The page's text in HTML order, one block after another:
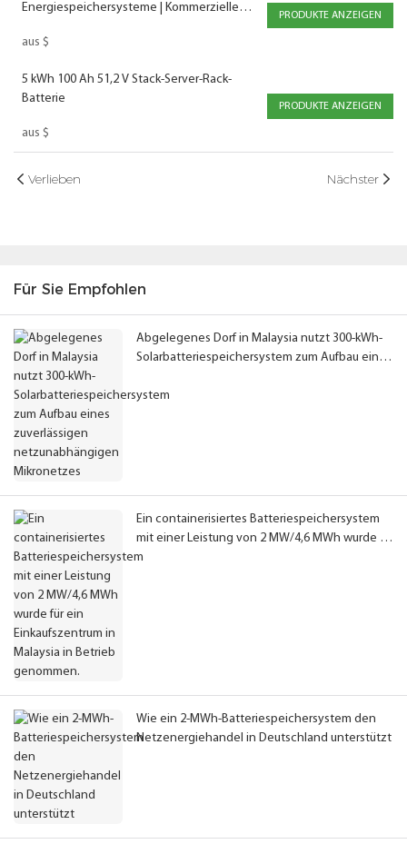
Energiespeichersysteme | Kommerzielle
Batterielösungen
aus $
PRODUKTE ANZEIGEN
5 kWh 100 Ah 51,2 V Stack-Server-Rack-
Batterie
aus $
PRODUKTE ANZEIGEN
Verlieben Nächster
Für Sie Empfohlen
Abgelegenes Dorf in Malaysia nutzt 300-kWh-
Solarbatteriespeichersystem zum Aufbau eines
Ein containerisiertes Batteriespeichersystem
mit einer Leistung von 2 MW/4,6 MWh wurde für
ein Einkaufszentrum in Malaysia in Betrieb
Wie ein 2-MWh-Batteriespeichersystem den
Netzenergiehandel in Deutschland unterstützt